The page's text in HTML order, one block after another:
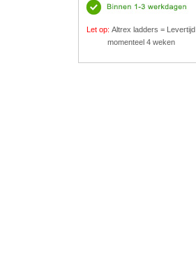
Let op: Altrex ladders = Levertijd
momenteel 4 weken